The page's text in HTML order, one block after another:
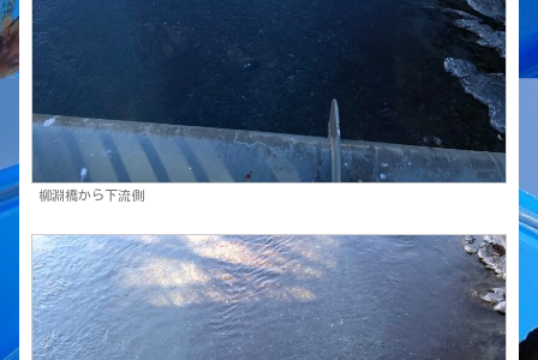
柳淵橋から下流側